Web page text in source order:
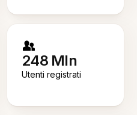
248 Mln
Utenti registrati